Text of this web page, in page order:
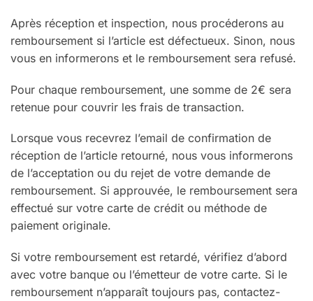
Après réception et inspection, nous procéderons au
remboursement si l’article est défectueux. Sinon, nous
vous en informerons et le remboursement sera refusé.
Pour chaque remboursement, une somme de 2€ sera
retenue pour couvrir les frais de transaction.
Lorsque vous recevrez l’email de confirmation de
réception de l’article retourné, nous vous informerons
de l’acceptation ou du rejet de votre demande de
remboursement. Si approuvée, le remboursement sera
effectué sur votre carte de crédit ou méthode de
paiement originale.
Si votre remboursement est retardé, vérifiez d’abord
avec votre banque ou l’émetteur de votre carte. Si le
remboursement n’apparaît toujours pas, contactez-